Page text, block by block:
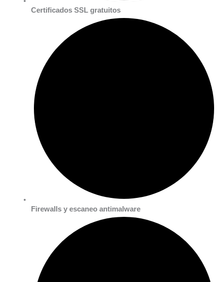
Certificados SSL gratuitos
Firewalls y escaneo antimalware